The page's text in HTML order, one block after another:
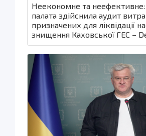
Неекономне та
палата здійснила аудит
призначених для ліквідації
знищення Каховської ГЕС –